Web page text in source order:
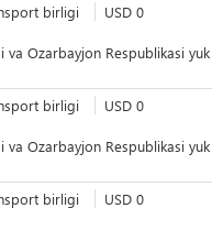
birligi USD 0
va Ozarbayjon Respublikasi yuk
birligi USD 0
va Ozarbayjon Respublikasi yuk
birligi USD 0